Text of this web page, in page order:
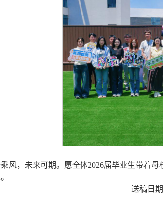
乘风，未来可期。愿全体2026届毕业生带着
送稿日